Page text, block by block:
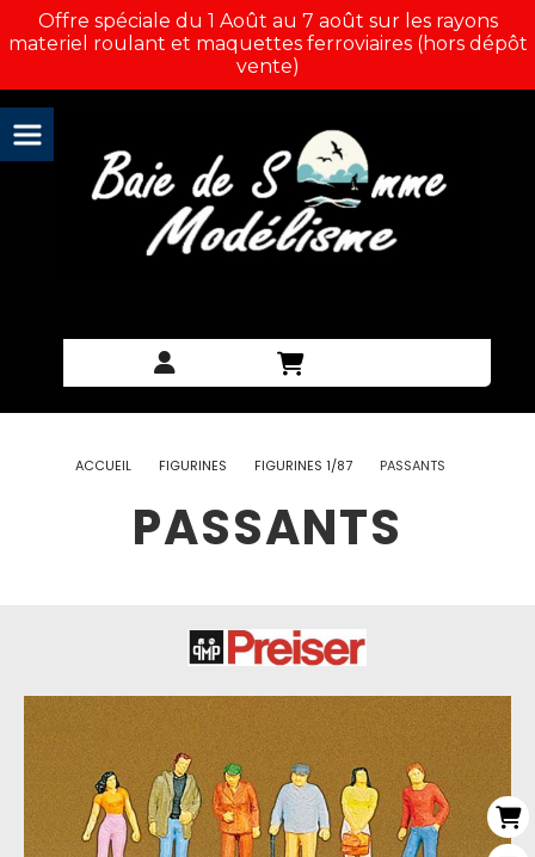
Offre spéciale du 1 Août au 7 août sur les rayons
materiel roulant et maquettes ferroviaires (hors dépôt
vente)
ACCUEIL FIGURINES FIGURINES 1/87 PASSANTS
PASSANTS
Panneau de gestion des cookies